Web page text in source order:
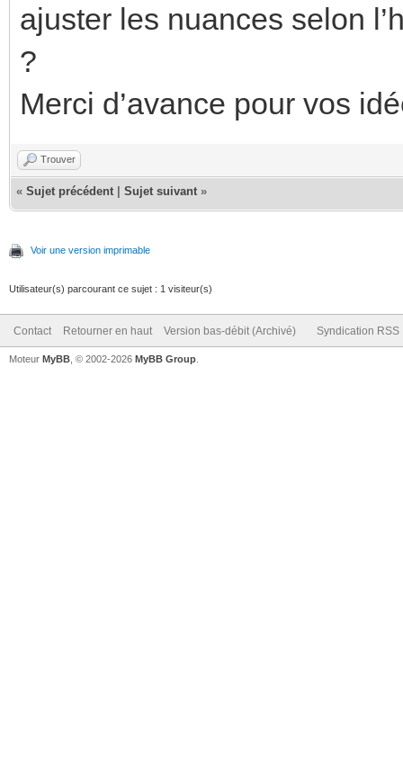
ajuster les nuances selon
?
Merci d’avance pour vos
Trouver
« Sujet précédent Sujet suivant »
Voir une version imprimable
Utilisateur(s) parcourant ce sujet : 1 visiteur(s)
Contact Retourner en haut Version bas-débit (Archivé) Syndication RSS
Moteur MyBB , © 2002-2026 MyBB Group